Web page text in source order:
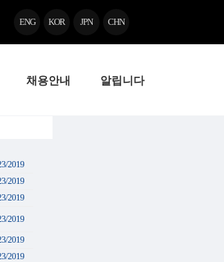
ENG KOR JPN CHN
채용안내 알립니다
2019
2019
2019
2019
2019
2019